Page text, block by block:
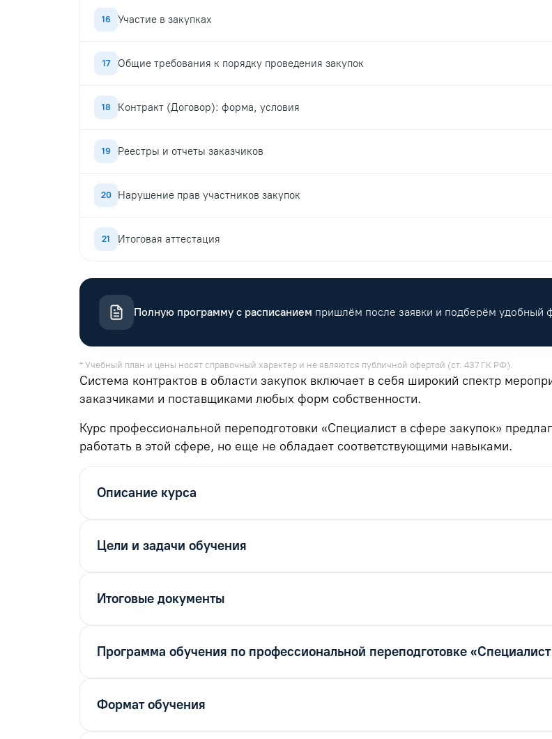
16 Участие в закупках
17 Общие требования к порядку проведения закупок
18 Контракт (Договор): форма, условия
19 Реестры и отчеты заказчиков
20 Нарушение прав участников закупок
21 Итоговая аттестация
Полную программу с расписанием пришлём после заявки и подберём удобный
* Учебный план и цены носят справочный характер и не являются публичной офертой (ст. 437 ГК РФ).
Система контрактов в области закупок включает в себя широкий спектр
заказчиками и поставщиками любых форм собственности.
Курс профессиональной переподготовки «Специалист в сфере закупок»
работать в этой сфере, но еще не обладает соответствующими навыками.
Описание курса
Цели и задачи обучения
Итоговые документы
Программа обучения по профессиональной переподготовке
Формат обучения